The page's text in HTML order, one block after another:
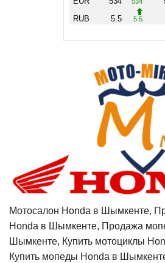
Мотосалон Honda в Шымкенте,
Honda в Шымкенте, Продажа
Шымкенте, Купить мотоциклы
Купить мопеды Honda в